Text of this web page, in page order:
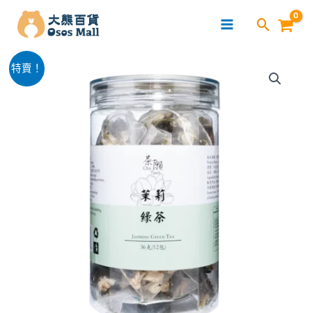
要特賣！
$45.00。
前
價
格：
$38.00。
茶
願